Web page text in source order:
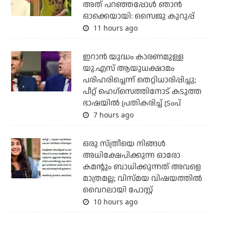
അത് പറഞ്ഞപ്പോള്‍ ഞാന്‍
ഓക്കെയായി: സൈജു കുറുപ്പ്
11 hours ago
ഇറാന്‍ യുദ്ധം കാരണമുള്ള
യു.എസ് ആയുധക്ഷാമം
പരിഹരിച്ചെന്ന് തെറ്റിധാരിപ്പിച്ചു;
പീറ്റ് ഹെഗ്‌സെത്തിനോട് കടുത്ത
ഭാഷയില്‍ പ്രതികരിച്ച് ട്രംപ്
7 hours ago
ഒരു സ്ത്രീയെ നിങ്ങള്‍
അധിക്ഷേപിക്കുന്ന ഓരോ
കമന്റും ബാധിക്കുന്നത് അവളെ
മാത്രമല്ല; വിസ്മയ വിഷയത്തില്‍
വൈറലായി പോസ്റ്റ്
10 hours ago